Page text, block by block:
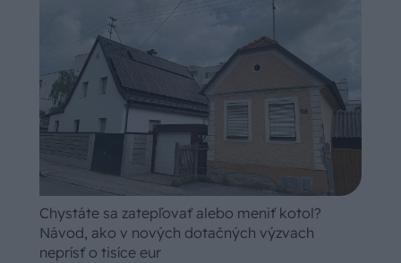
Chystáte sa zatepľovať alebo meniť kotol?
Návod, ako v nových dotačných výzvach
neprísť o tisíce eur